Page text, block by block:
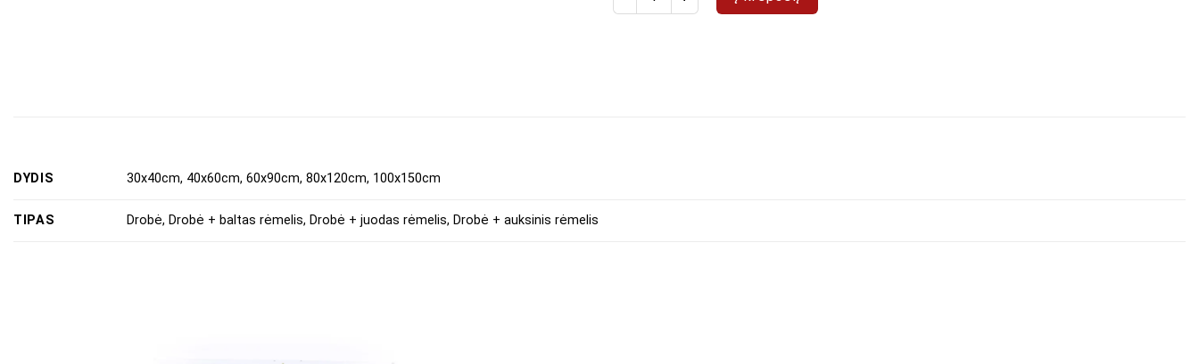
DYDIS 30x40cm, 40x60cm, 60x90cm, 80x120cm, 100x150cm
TIPAS Drobė, Drobė + baltas rėmelis, Drobė + juodas rėmelis, Drobė + auksinis rėmelis